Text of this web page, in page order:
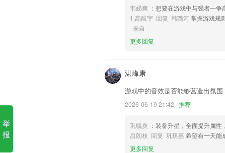
pk10助赢软件优势
1.更新及时，2265app根据最新大纲或教
2.可以让少儿学习更多培训课程的手机
4.快速购课：支持支付宝，尽在“掌”握
5.超强韩语日常对话学习！韩语翻译，
6.国画名师在线点评，陪伴式的教学与点
pk10助赢更新了什么?
简化ETC安装激活流程；
韦娣爽 ：想要在游戏中与强者一
1.高航宇 回复 韩璐河掌握游戏规
来自
更多回复
湛峰康
游戏中的音效是否能够营造出氛围
2026-06-19 21:42 推荐
巩毓炎 ：装备升星，全面提升属性
昌朗枝 回复 巩琪嘉希望有一天能
更多回复
举
报